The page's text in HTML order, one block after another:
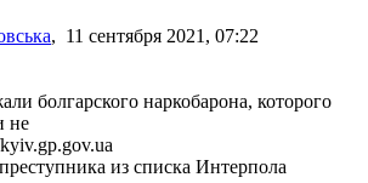
, 11 сентября 2021, 07:22
из списка Интерпола